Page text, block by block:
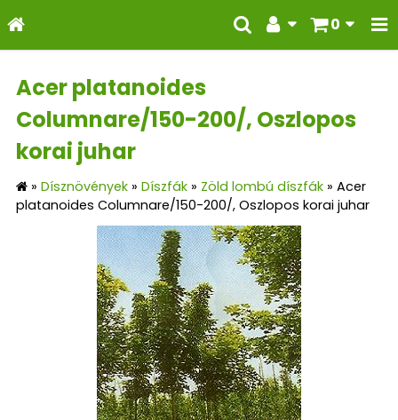
0
Acer platanoides
Columnare/150-200/, Oszlopos
korai juhar
» Dísznövények » Díszfák » Zöld lombú díszfák » Acer
platanoides Columnare/150-200/, Oszlopos korai juhar